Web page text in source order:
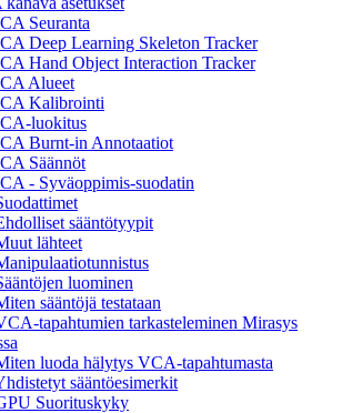
Seuranta
Deep Learning Skeleton Tracker
Hand Object Interaction Tracker
Alueet
Kalibrointi
luokitus
Burnt-in Annotaatiot
Säännöt
- Syväoppimis-suodatin
sääntötyypit
lähteet
luominen
sääntöjä testataan
tapahtumien tarkasteleminen Mirasys
luoda hälytys VCA-tapahtumasta
sääntöesimerkit
Suorituskyky